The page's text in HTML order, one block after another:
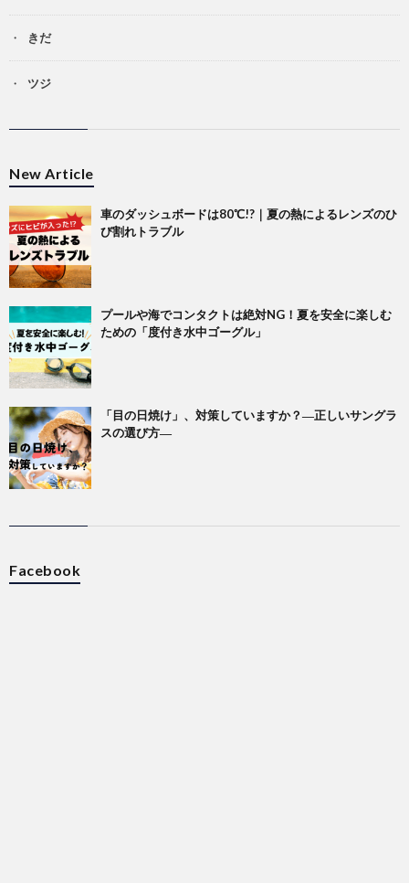
きだ
ツジ
New Article
車のダッシュボードは80℃!?｜夏の熱によるレンズのひ
び割れトラブル
プールや海でコンタクトは絶対NG！夏を安全に楽しむ
ための「度付き水中ゴーグル」
「目の日焼け」、対策していますか？―正しいサングラ
スの選び方―
Facebook